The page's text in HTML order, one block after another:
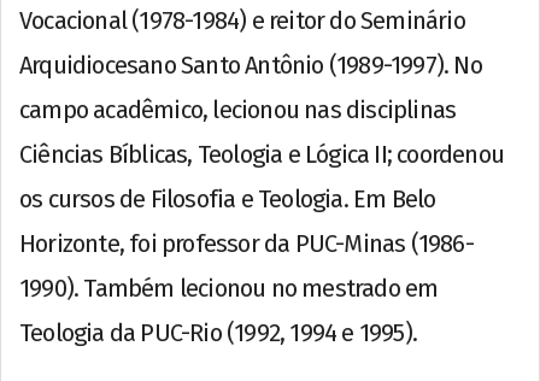
Vocacional (1978-1984) e reitor do Seminário
Arquidiocesano Santo Antônio (1989-1997). No
campo acadêmico, lecionou nas disciplinas
Ciências Bíblicas, Teologia e Lógica II; coordenou
os cursos de Filosofia e Teologia. Em Belo
Horizonte, foi professor da PUC-Minas (1986-
1990). Também lecionou no mestrado em
Teologia da PUC-Rio (1992, 1994 e 1995).